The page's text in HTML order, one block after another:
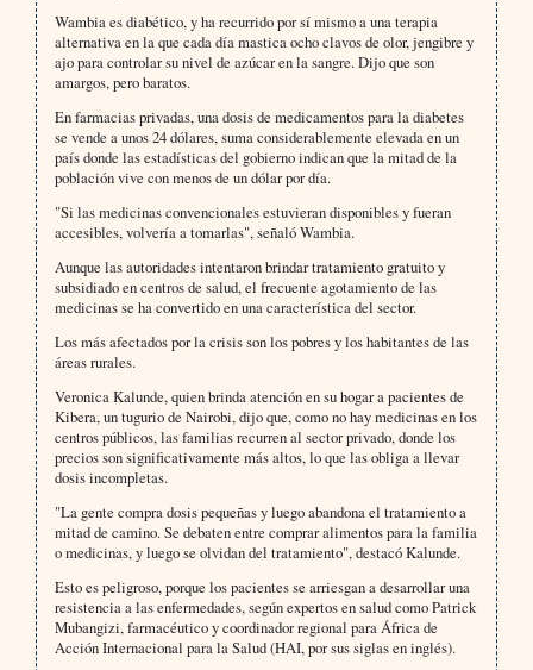
Wambia es diabético, y ha recurrido por sí mismo a una terapia
alternativa en la que cada día mastica ocho clavos de olor, jengibre y
ajo para controlar su nivel de azúcar en la sangre. Dijo que son
amargos, pero baratos.
En farmacias privadas, una dosis de medicamentos para la diabetes
se vende a unos 24 dólares, suma considerablemente elevada en un
país donde las estadísticas del gobierno indican que la mitad de la
población vive con menos de un dólar por día.
"Si las medicinas convencionales estuvieran disponibles y fueran
accesibles, volvería a tomarlas", señaló Wambia.
Aunque las autoridades intentaron brindar tratamiento gratuito y
subsidiado en centros de salud, el frecuente agotamiento de las
medicinas se ha convertido en una característica del sector.
Los más afectados por la crisis son los pobres y los habitantes de las
áreas rurales.
Veronica Kalunde, quien brinda atención en su hogar a pacientes de
Kibera, un tugurio de Nairobi, dijo que, como no hay medicinas en los
centros públicos, las familias recurren al sector privado, donde los
precios son significativamente más altos, lo que las obliga a llevar
dosis incompletas.
"La gente compra dosis pequeñas y luego abandona el tratamiento a
mitad de camino. Se debaten entre comprar alimentos para la familia
o medicinas, y luego se olvidan del tratamiento", destacó Kalunde.
Esto es peligroso, porque los pacientes se arriesgan a desarrollar una
resistencia a las enfermedades, según expertos en salud como Patrick
Mubangizi, farmacéutico y coordinador regional para África de
Acción Internacional para la Salud (HAI, por sus siglas en inglés).